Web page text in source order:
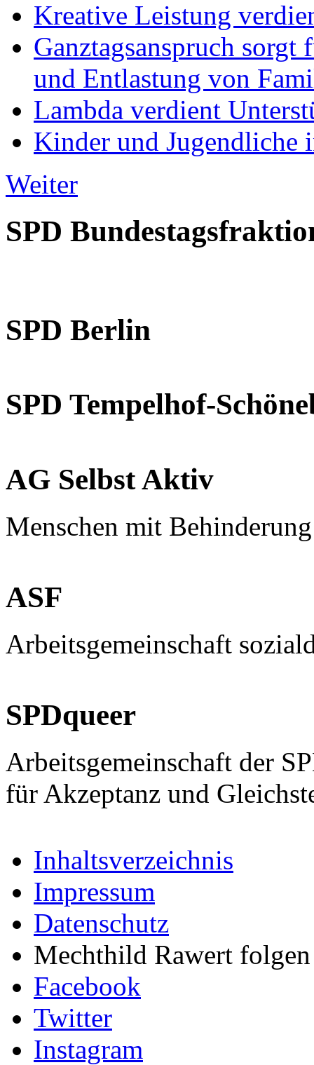
Kreative Leistung
Ganztagsanspruch
und Entlastung von
Lambda verdient
Kinder und Jugendliche
Weiter
SPD
SPD Berlin
SPD Tempelhof-
AG Selbst Aktiv
Menschen mit
ASF
Arbeitsgemeinschaft
SPDqueer
Arbeitsgemeinschaft der
für Akzeptanz und
Inhaltsverzeichnis
Impressum
Datenschutz
Mechthild Rawert
Facebook
Twitter
Instagram